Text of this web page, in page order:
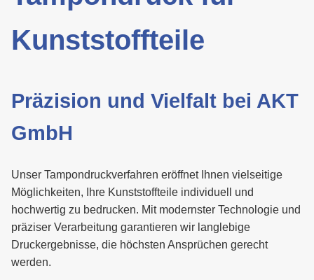
Kunststoffteile
Präzision und Vielfalt bei AKT
GmbH
Unser Tampondruckverfahren eröffnet Ihnen vielseitige
Möglichkeiten, Ihre Kunststoffteile individuell und
hochwertig zu bedrucken. Mit modernster Technologie und
präziser Verarbeitung garantieren wir langlebige
Druckergebnisse, die höchsten Ansprüchen gerecht
werden.